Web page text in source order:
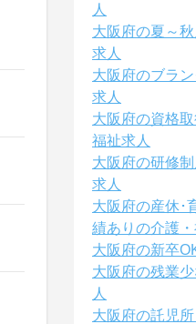
人
大阪府の夏～
求人
大阪府のブラ
求人
大阪府の資格
福祉求人
大阪府の研修
求人
大阪府の産休･
績ありの介護・
大阪府の新卒
大阪府の残業
人
大阪府の託児